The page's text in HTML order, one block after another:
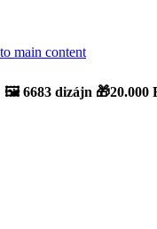
main content
🖼️6683 dizájn 🎁20.000